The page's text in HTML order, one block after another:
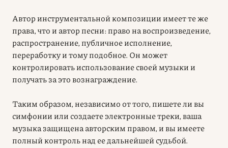
Автор инструментальной композиции имеет те же
права, что и автор песни: право на воспроизведение,
распространение, публичное исполнение,
переработку и тому подобное. Он может
контролировать использование своей музыки и
получать за это вознаграждение.
Таким образом, независимо от того, пишете ли вы
симфонии или создаете электронные треки, ваша
музыка защищена авторским правом, и вы имеете
полный контроль над ее дальнейшей судьбой.